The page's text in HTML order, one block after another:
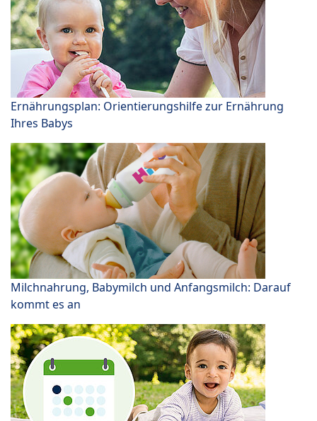
Ernährungsplan: Orientierungshilfe zur Ernährung
Ihres Babys
Milchnahrung, Babymilch und Anfangsmilch: Darauf
kommt es an